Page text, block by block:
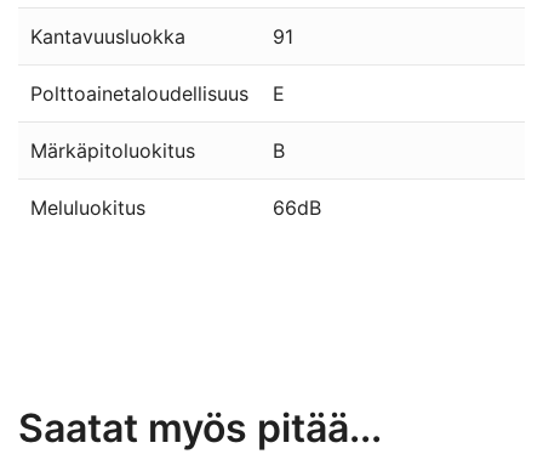
Kantavuusluokka 91
Polttoainetaloudellisuus E
Märkäpitoluokitus B
Meluluokitus 66dB
Saatat myös pitää...